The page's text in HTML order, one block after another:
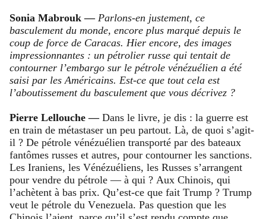
Sonia Mabrouk — Parlons-en justement, ce
basculement du monde, encore plus marqué depuis le
coup de force de Caracas. Hier encore, des images
impressionnantes : un pétrolier russe qui tentait de
contourner l’embargo sur le pétrole vénézuélien a été
saisi par les Américains. Est-ce que tout cela est
l’aboutissement du basculement que vous décrivez ?
Pierre Lellouche —Dans le livre, je dis : la guerre est
en train de métastaser un peu partout. Là, de quoi s’agit-
il ? De pétrole vénézuélien transporté par des bateaux
fantômes russes et autres, pour contourner les sanctions.
Les Iraniens, les Vénézuéliens, les Russes s’arrangent
pour vendre du pétrole — à qui ? Aux Chinois, qui
l’achètent à bas prix. Qu’est-ce que fait Trump ? Trump
veut le pétrole du Venezuela. Pas question que les